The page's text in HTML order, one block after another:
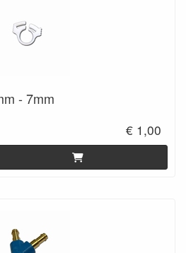
- 7mm
€ 1,00